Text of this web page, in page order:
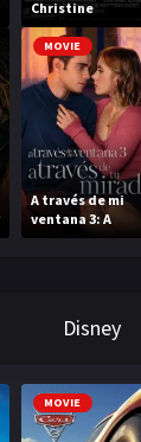
Christine
MOVIE
A través de mi
ventana 3: A
través de tu
Disney
MOVIE